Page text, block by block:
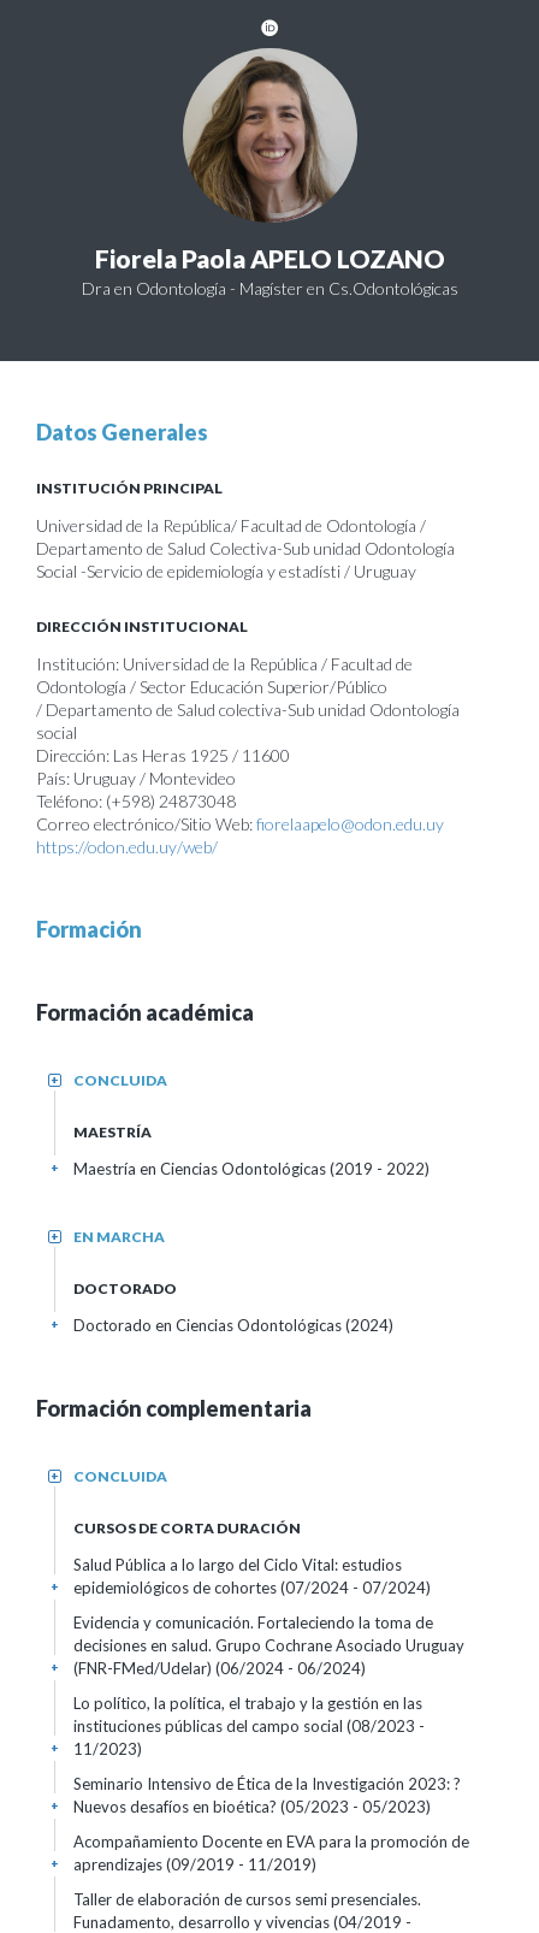
Fiorela Paola APELO LOZANO
Dra en Odontología - Magíster en Cs.Odontológicas
Datos Generales
INSTITUCIÓN PRINCIPAL
Universidad de la República/ Facultad de Odontología /
Departamento de Salud Colectiva-Sub unidad Odontología
Social -Servicio de epidemiología y estadísti / Uruguay
DIRECCIÓN INSTITUCIONAL
Institución: Universidad de la República / Facultad de
Odontología / Sector Educación Superior/Público
/ Departamento de Salud colectiva-Sub unidad Odontología
social
Dirección: Las Heras 1925 / 11600
País: Uruguay / Montevideo
Teléfono: (+598) 24873048
Correo electrónico/Sitio Web:fiorelaapelo@odon.edu.uy
https://odon.edu.uy/web/
Formación
Formación académica
CONCLUIDA
+
MAESTRÍA
Maestría en Ciencias Odontológicas (2019 - 2022)
+
EN MARCHA
+
DOCTORADO
Doctorado en Ciencias Odontológicas (2024)
+
Formación complementaria
CONCLUIDA
+
CURSOS DE CORTA DURACIÓN
Salud Pública a lo largo del Ciclo Vital: estudios
epidemiológicos de cohortes(07/2024 - 07/2024)
+
Evidencia y comunicación. Fortaleciendo la toma de
decisiones en salud. Grupo Cochrane Asociado Uruguay
(FNR-FMed/Udelar) (06/2024 - 06/2024)
+
Lo político, la política, el trabajo y la gestión en las
instituciones públicas del campo social (08/2023 -
11/2023)
+
Seminario Intensivo de Ética de la Investigación 2023: ?
Nuevos desafíos en bioética? (05/2023 - 05/2023)
+
Acompañamiento Docente en EVA para la promoción de
aprendizajes(09/2019 - 11/2019)
+
Taller de elaboración de cursos semi presenciales.
Funadamento, desarrollo y vivencias(04/2019 -